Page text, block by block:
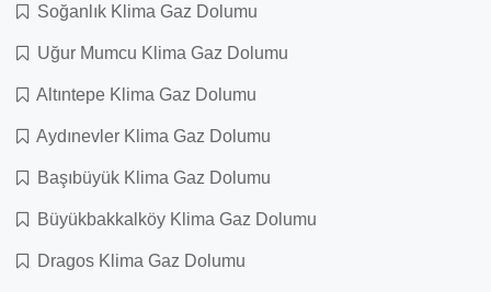
Soğanlık Klima Gaz Dolumu
Uğur Mumcu Klima Gaz Dolumu
Altıntepe Klima Gaz Dolumu
Aydınevler Klima Gaz Dolumu
Başıbüyük Klima Gaz Dolumu
Büyükbakkalköy Klima Gaz Dolumu
Dragos Klima Gaz Dolumu